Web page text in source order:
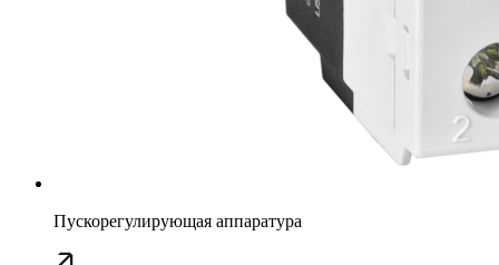
Пускорегулирующая аппаратура